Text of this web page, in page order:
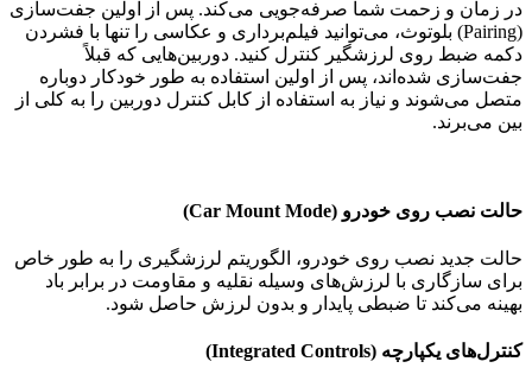
در زمان و زحمت شما صرفه‌جویی می‌کند. پس از اولین جفت‌سازی
(Pairing) بلوتوث، می‌توانید فیلم‌برداری و عکاسی را تنها با فشردن
دکمه ضبط روی لرزشگیر کنترل کنید. دوربین‌هایی که قبلاً
جفت‌سازی شده‌اند، پس از اولین استفاده به طور خودکار دوباره
متصل می‌شوند و نیاز به استفاده از کابل کنترل دوربین را به کلی از
بین می‌برند.
حالت نصب روی خودرو (Car Mount Mode)
حالت جدید نصب روی خودرو، الگوریتم لرزشگیری را به طور خاص
برای سازگاری با لرزش‌های وسیله نقلیه و مقاومت در برابر باد
بهینه می‌کند تا ضبطی پایدار و بدون لرزش حاصل شود.
کنترل‌های یکپارچه (Integrated Controls)